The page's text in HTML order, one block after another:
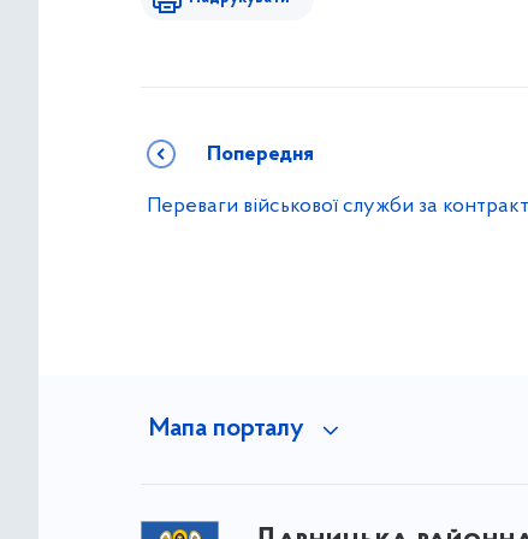
Попередня
Переваги військової служби за
Мапа порталу